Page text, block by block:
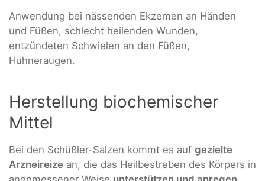
Anwendung bei nässenden Ekzemen an Händen
und Füßen, schlecht heilenden Wunden,
entzündeten Schwielen an den Füßen,
Hühneraugen.
Herstellung biochemischer
Mittel
Bei den Schüßler-Salzen kommt es auf gezielte
Arzneireize an, die das Heilbestreben des Körpers in